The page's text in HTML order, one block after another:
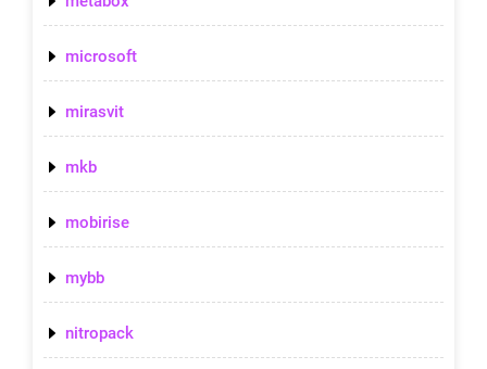
microsoft
mirasvit
mkb
mobirise
mybb
nitropack